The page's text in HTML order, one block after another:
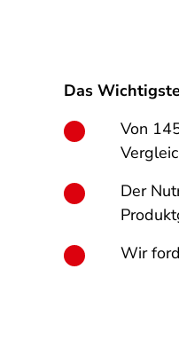
Das
Von
Der
Wir